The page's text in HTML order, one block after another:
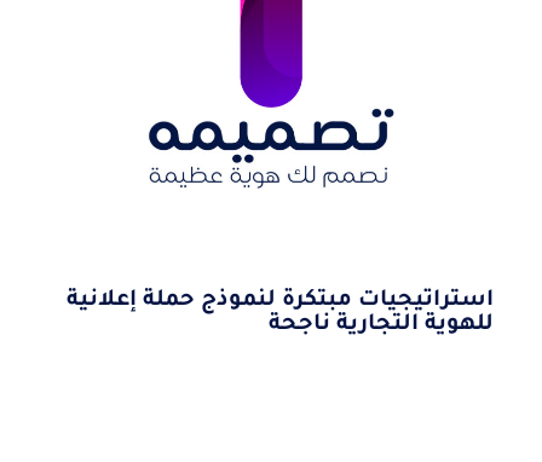
استراتيجيات مبتكرة لنموذج حملة إعلانية
للهوية التجارية ناجحة